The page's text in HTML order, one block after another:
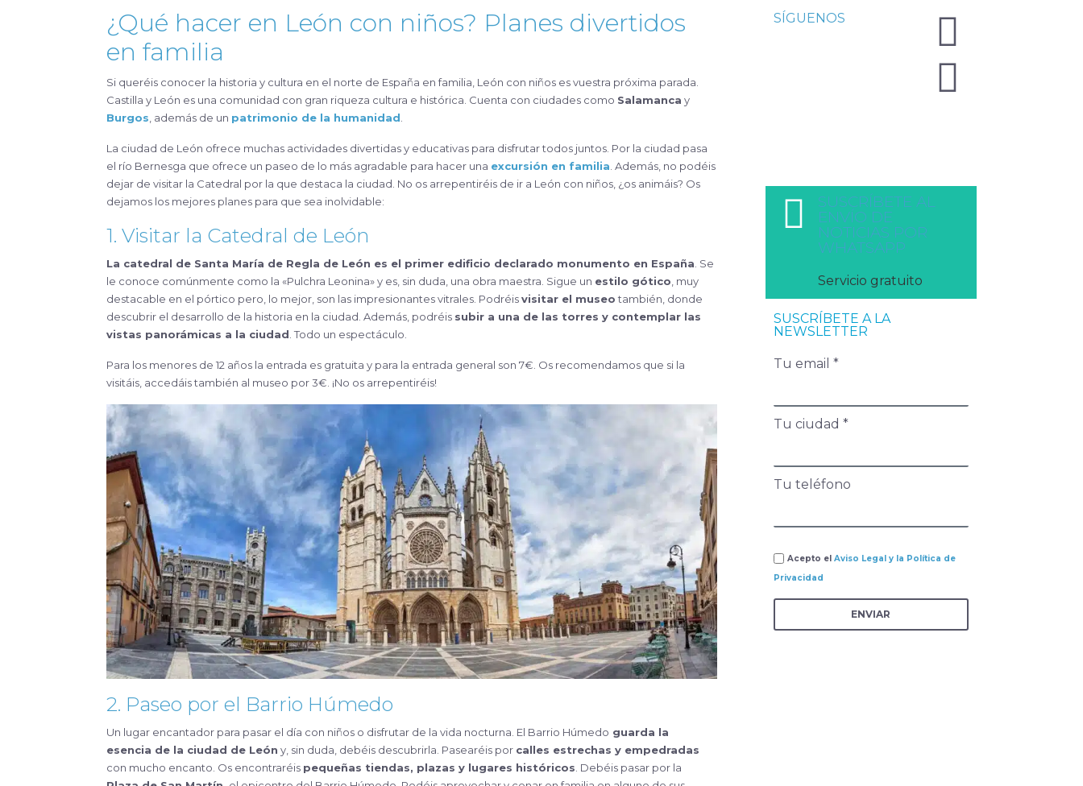
¿Qué hacer en León con niños? Planes divertidos
en familia
Si queréis conocer la historia y cultura en el norte de España en familia, León con niños es vuestra próxima parada.
Castilla y León es una comunidad con gran riqueza cultura e histórica. Cuenta con ciudades como Salamanca y
Burgos , además de un patrimonio de la humanidad
La ciudad de León ofrece muchas actividades divertidas y educativas para disfrutar todos juntos. Por la ciudad pasa
el río Bernesga que ofrece un paseo de lo más agradable para hacer una excursión en familia . Además, no podéis
dejar de visitar la Catedral por la que destaca la ciudad. No os arrepentiréis de ir a León con niños, ¿os animáis? Os
dejamos los mejores planes para que sea inolvidable:
1. Visitar la Catedral de León
La catedral de Santa María de Regla de León es el primer edificio declarado monumento en España . Se
le conoce comúnmente como la «Pulchra Leonina» y es, sin duda, una obra maestra. Sigue un estilo gótico , muy
destacable en el pórtico pero, lo mejor, son las impresionantes vitrales. Podréisvisitar el museotambién, donde
descubrir el desarrollo de la historia en la ciudad. Además, podréis subir a una de las torres y contemplar las
vistas panorámicas a la ciudad . Todo un espectáculo.
Para los menores de 12 años la entrada es gratuita y para la entrada general son 7€. Os recomendamos que si la
visitáis, accedáis también al museo por 3€. ¡No os arrepentiréis!
2. Paseo por el Barrio Húmedo
Un lugar encantador para pasar el día con niños o disfrutar de la vida nocturna. El Barrio Húmedo guarda la
esencia de la ciudad de León y, sin duda, debéis descubrirla. Pasearéis por calles estrechas y empedradas
con mucho encanto. Os encontraréis pequeñas tiendas, plazas y lugares históricos . Debéis pasar por la
SÍGUENOS
SUSCRÍBETE AL
ENVÍO DE
NOTICIAS POR
WHATSAPP
Servicio gratuito
SUSCRÍBETE A LA
NEWSLETTER
Tu email *
Tu ciudad *
Tu teléfono
Acepto el Aviso Legal y la Política de
Privacidad
ENVIAR